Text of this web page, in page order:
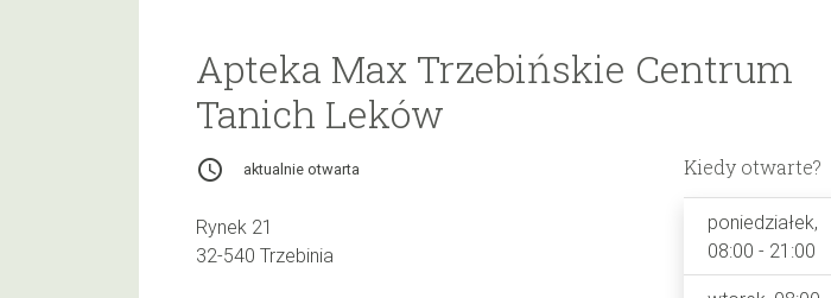
Apteka Max Trzebińskie Centrum
Tanich Leków
access_time aktualnie otwarta
Rynek 21
32-540 Trzebinia
Kiedy otwarte?
poniedziałek,
08:00 - 21:00